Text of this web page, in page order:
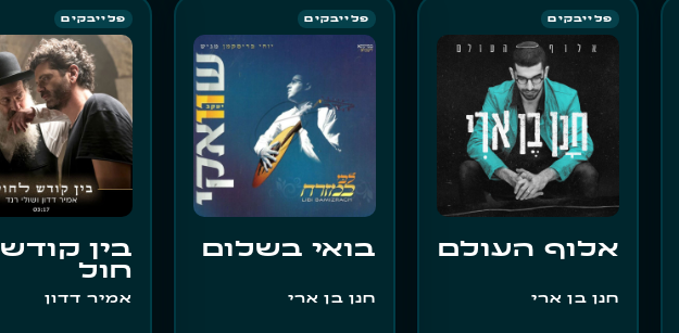
פלייבקים
אלוף העולם
חנן בן ארי
פלייבקים
בואי בשלום
חנן בן ארי
פלייבקים
בין קודש
חול
אמיר דדון